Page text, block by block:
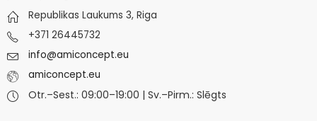
Republikas Laukums 3, Riga
+371 26445732
info@amiconcept.eu
amiconcept.eu
Otr.–Sest.: 09:00–19:00 | Sv.–Pirm.: Slēgts